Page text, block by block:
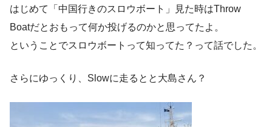
はじめて「中国行きのスロウボート」見た時はThrow
Boatだとおもって何か投げるのかと思ってたよ。
ということでスロウボートって知ってた？って話でした。
さらにゆっくり、Slowに走るとと大島さん？